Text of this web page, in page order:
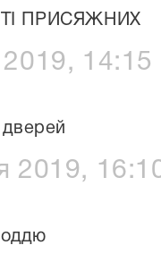
ПРИСЯЖНИХ
14:15
дверей
2019,